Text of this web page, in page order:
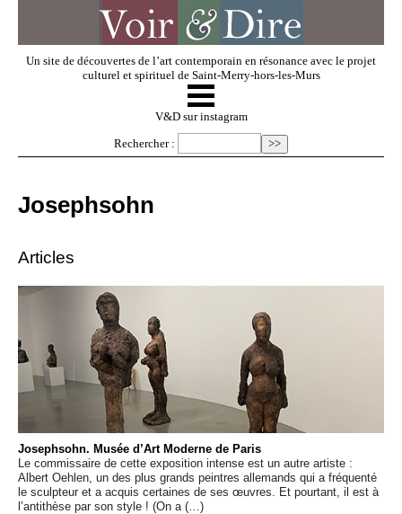
Un site de découvertes de l’art contemporain en résonance avec le projet
culturel et spirituel de Saint-Merry-hors-les-Murs
V & D
Regarder
Dossiers
Événements
Sacré
☰
V&D sur instagram
Rechercher :
Josephsohn
Articles
Josephsohn. Musée d’Art Moderne de Paris
Le commissaire de cette exposition intense est un autre artiste :
Albert Oehlen, un des plus grands peintres allemands qui a fréquenté
le sculpteur et a acquis certaines de ses œuvres. Et pourtant, il est à
l’antithèse par son style ! (On a (…)